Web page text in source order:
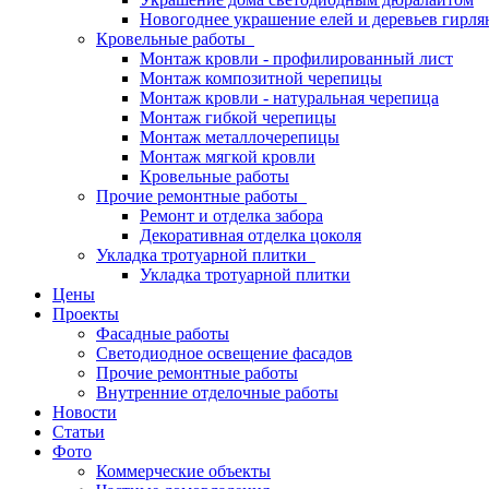
Новогоднее украшение елей и деревьев
Кровельные работы
Монтаж кровли - профилированный лист
Монтаж композитной черепицы
Монтаж кровли - натуральная черепица
Монтаж гибкой черепицы
Монтаж металлочерепицы
Монтаж мягкой кровли
Кровельные работы
Прочие ремонтные работы
Ремонт и отделка забора
Декоративная отделка цоколя
Укладка тротуарной плитки
Укладка тротуарной плитки
Цены
Проекты
Фасадные работы
Светодиодное освещение фасадов
Прочие ремонтные работы
Внутренние отделочные работы
Новости
Статьи
Фото
Коммерческие объекты